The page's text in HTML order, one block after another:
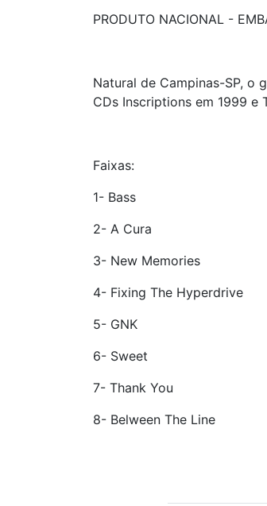
PRODUTO NACIONAL -
Natural de Campinas-SP, o
CDs Inscriptions em 1999 e
Faixas:
1- Bass
2- A Cura
3- New Memories
4- Fixing The Hyperdrive
5- GNK
6- Sweet
7- Thank You
8- Belween The Line